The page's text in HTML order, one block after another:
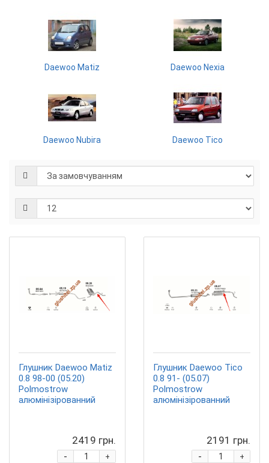
Daewoo Matiz Daewoo Nexia
Daewoo Nubira Daewoo Tico
Глушник Daewoo Matiz
0.8 98-00 (05.20)
Polmostrow
алюмінізірованний
2419 грн.
+
-
Глушник Daewoo Tico
0.8 91- (05.07)
Polmostrow
алюмінізірованний
2191 грн.
+
-